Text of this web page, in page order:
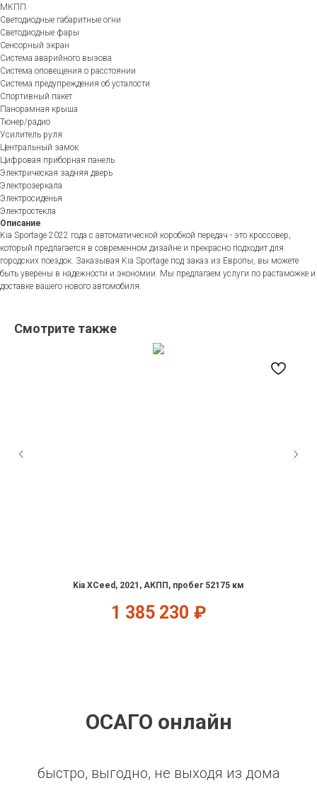
МКПП
Светодиодные габаритные огни
Светодиодные фары
Сенсорный экран
Система аварийного вызова
Система оповещения о расстоянии
Система предупреждения об усталости
Спортивный пакет
Панорамная крыша
Тюнер/радио
Усилитель руля
Центральный замок
Цифровая приборная панель
Электрическая задняя дверь
Электрозеркала
Электросиденья
Электростекла
Описание
Kia Sportage 2022 года с автоматической коробкой передач - это кроссовер,
который предлагается в современном дизайне и прекрасно подходит для
городских поездок. Заказывая Kia Sportage под заказ из Европы, вы можете
быть уверены в надежности и экономии. Мы предлагаем услуги по растаможке и
доставке вашего нового автомобиля.
Смотрите также
Kia XCeed, 2021, АКПП, пробег 52175 км
1 385 230 ₽
ОСАГО онлайн
быстро, выгодно, не выходя из дома